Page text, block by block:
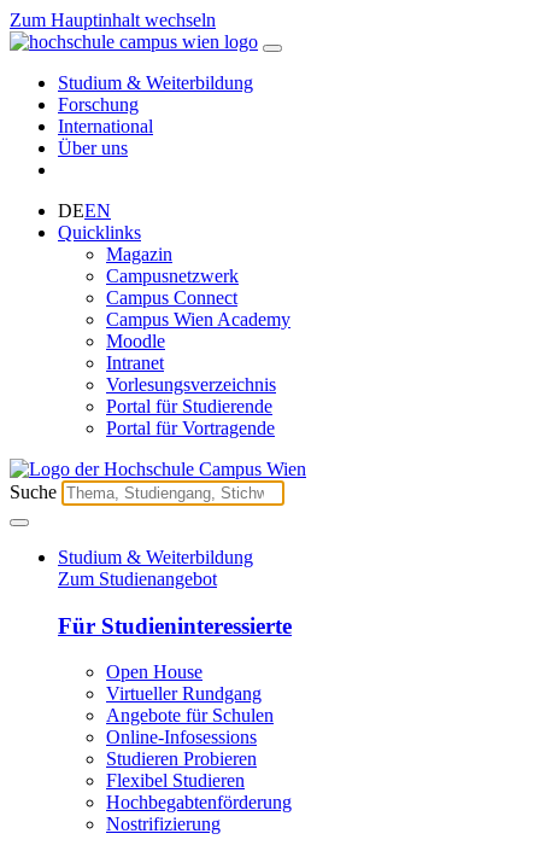
Zum Hauptinhalt wechseln
Studium & Weiterbildung
Forschung
International
Über uns
DEEN
Quicklinks
Magazin
Campusnetzwerk
Campus Connect
Campus Wien Academy
Moodle
Intranet
Vorlesungsverzeichnis
Portal für Studierende
Portal für Vortragende
Suche
Studium & Weiterbildung
Zum Studienangebot
Für Studieninteressierte
Open House
Virtueller Rundgang
Angebote für Schulen
Online-Infosessions
Studieren Probieren
Flexibel Studieren
Hochbegabtenförderung
Nostrifizierung